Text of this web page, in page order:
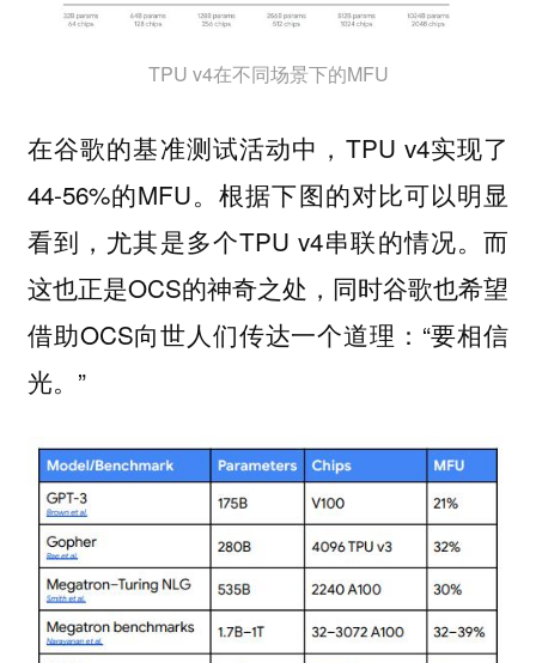
TPU v4在不同场景下的MFU
在谷歌的基准测试活动中，TPU v4实现了
44-56%的MFU。根据下图的对比可以明显
看到，尤其是多个TPU v4串联的情况。而
这也正是OCS的神奇之处，同时谷歌也希望
借助OCS向世人们传达一个道理：“要相信
光。”